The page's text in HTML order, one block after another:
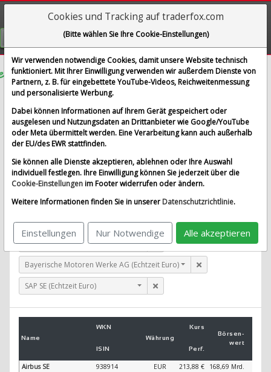
Visualizations
GRATIS REGISTRIEREN
Innovative Indl Properties Inc.
im Vergleich mit Airbus SE, Allianz SE, Bayerische
Motoren Werke AG und 1 weitere Aktie
Alle Aktien entfernen
Standard-Vergleich
Innovative Indl Properties Inc. (Echtzeit USD)
Airbus SE (Echtzeit Euro)
Allianz SE (Echtzeit Euro)
Bayerische Motoren Werke AG (Echtzeit Euro)
SAP SE (Echtzeit Euro)
Name
WKN
Währung
Kurs
Börsen­
wert
ISIN
Perf.
Airbus SE 938914 EUR 213,88 € 168,69 Mrd.
Cookies und Tracking auf traderfox.com
(Bitte wählen Sie Ihre Cookie-Einstellungen)
Wir verwenden notwendige Cookies, damit unsere Website technisch
funktioniert. Mit Ihrer Einwilligung verwenden wir außerdem Dienste von
Partnern, z. B. für eingebettete YouTube-Videos, Reichweitenmessung
und personalisierte Werbung.
Dabei können Informationen auf Ihrem Gerät gespeichert oder
ausgelesen und Nutzungsdaten an Drittanbieter wie Google/YouTube
oder Meta übermittelt werden. Eine Verarbeitung kann auch außerhalb
der EU/des EWR stattfinden.
Sie können alle Dienste akzeptieren, ablehnen oder Ihre Auswahl
individuell festlegen. Ihre Einwilligung können Sie jederzeit über die
Cookie-Einstellungenim Footer widerrufen oder ändern.
Weitere Informationen finden Sie in unserer Datenschutzrichtlinie.
Einstellungen Nur Notwendige Alle akzeptieren